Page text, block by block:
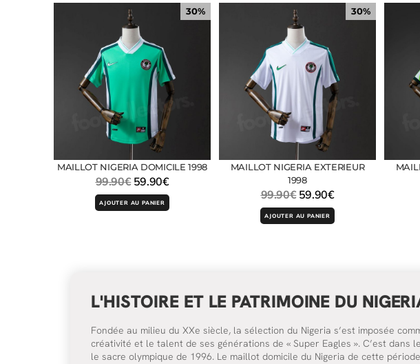
30%
MAILLOT NIGERIA DOMICILE 1998
99.90€ 59.90€
AJOUTER AU PANIER
30%
MAILLOT NIGERIA EXTERIEUR
1998
99.90€ 59.90€
AJOUTER AU PANIER
L'HISTOIRE ET LE PATRIMOINE DU
Fondée au milieu du XXe siècle, la sélection du Nigeria s’est imposée
créativité et le talent de ses générations de « Super Eagles ». C’est
le sacre olympique de 1996. Le maillot domicile du Nigeria de cette